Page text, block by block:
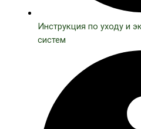
Инструкция по уходу и
систем